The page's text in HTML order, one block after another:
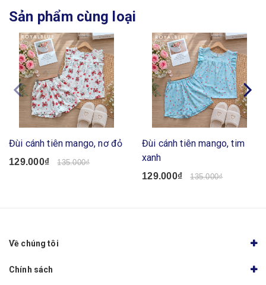
Sản phẩm cùng loại
Đùi cánh tiên mango, nơ đỏ
129.000₫ 135.000₫
Đùi cánh tiên mango, tim
xanh
129.000₫ 135.000₫
Về chúng tôi
Chính sách